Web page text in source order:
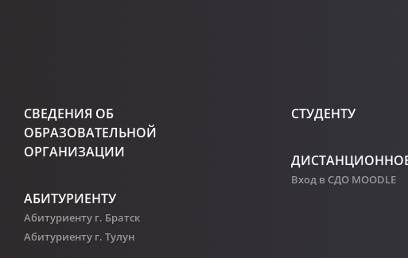
СВЕДЕНИЯ ОБ
ОБРАЗОВАТЕЛЬНОЙ
ОРГАНИЗАЦИИ
АБИТУРИЕНТУ
Абитуриенту г. Братск
Абитуриенту г. Тулун
СТУДЕНТУ
Вход в СДО MOODLE